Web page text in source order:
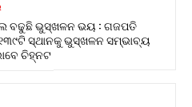
ବଢୁଛି ଭୁସ୍ଖଳନ ଭୟ : ଗଜପତି
ସ୍ଥାନକୁ ଭୁସ୍ଖଳନ ସମ୍ଭାବ୍ୟ
ଚିହ୍ନଟ